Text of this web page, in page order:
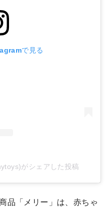
で見る
がシェアした投稿
品「メリー」は、赤ちゃ